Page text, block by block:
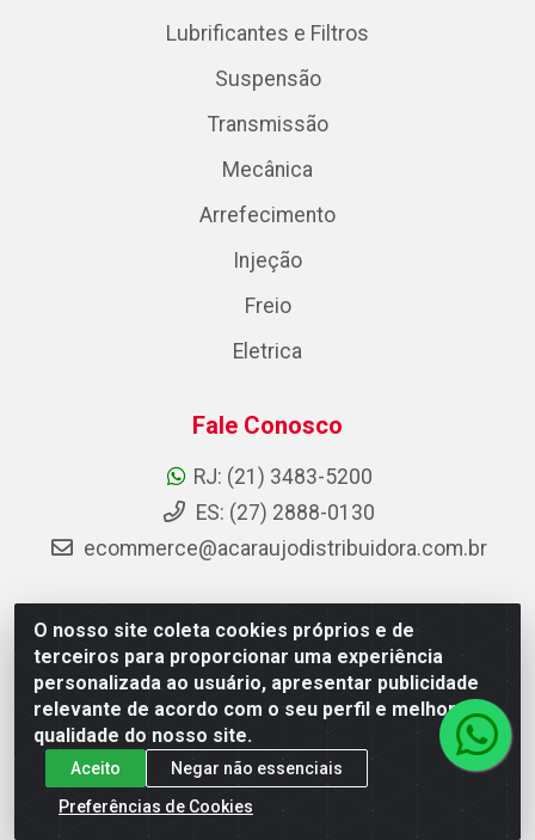
O nosso site coleta cookies próprios e de
terceiros para proporcionar uma experiência
personalizada ao usuário, apresentar publicidade
relevante de acordo com o seu perfil e melhorar a
qualidade do nosso site.
Aceito
Negar não essenciais
Preferências de Cookies
Lubrificantes e Filtros
Suspensão
Transmissão
Mecânica
Arrefecimento
Injeção
Freio
Eletrica
Fale Conosco
RJ: (21) 3483-5200
ES: (27) 2888-0130
ecommerce@acaraujodistribuidora.com.br
AC Araujo Distribuidora - Rua Carneiro de Campos, 42 -
São Cristóvão, Rio de Janeiro/RJ - CEP 20.920-410 -
CNPJ 08.744.753/0003-85